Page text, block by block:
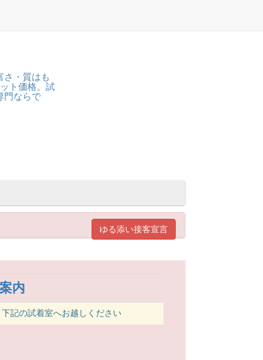
さ・質はも
ト価格。試
門ならで
ゆる添い接客宣言
内
記の試着室へお越しください